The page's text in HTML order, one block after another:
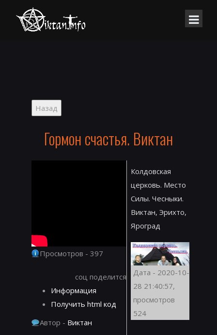
Гормон счастья. Виктан
Просмотров - 397
соц поделится
Информация
Получить html код
Автор - Виктан
Колдовская
церковь. Место
Силы. Чесныки.
Виктан, Эрихто,
Яроград
Дата - 2020-10-
28 21:40:57,
просмотров
524